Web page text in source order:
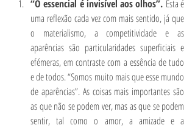
“O essencial é invisível aos olhos”. Esta é
uma reflexão cada vez com mais sentido, já que
o materialismo, a competitividade e as
aparências são particularidades superficiais e
efémeras, em contraste com a essência de tudo
e de todos. “Somos muito mais que esse mundo
de aparências”. As coisas mais importantes são
as que não se podem ver, mas as que se podem
sentir, tal como o amor, a amizade e a